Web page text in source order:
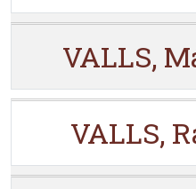
VALLS,
VALLS,